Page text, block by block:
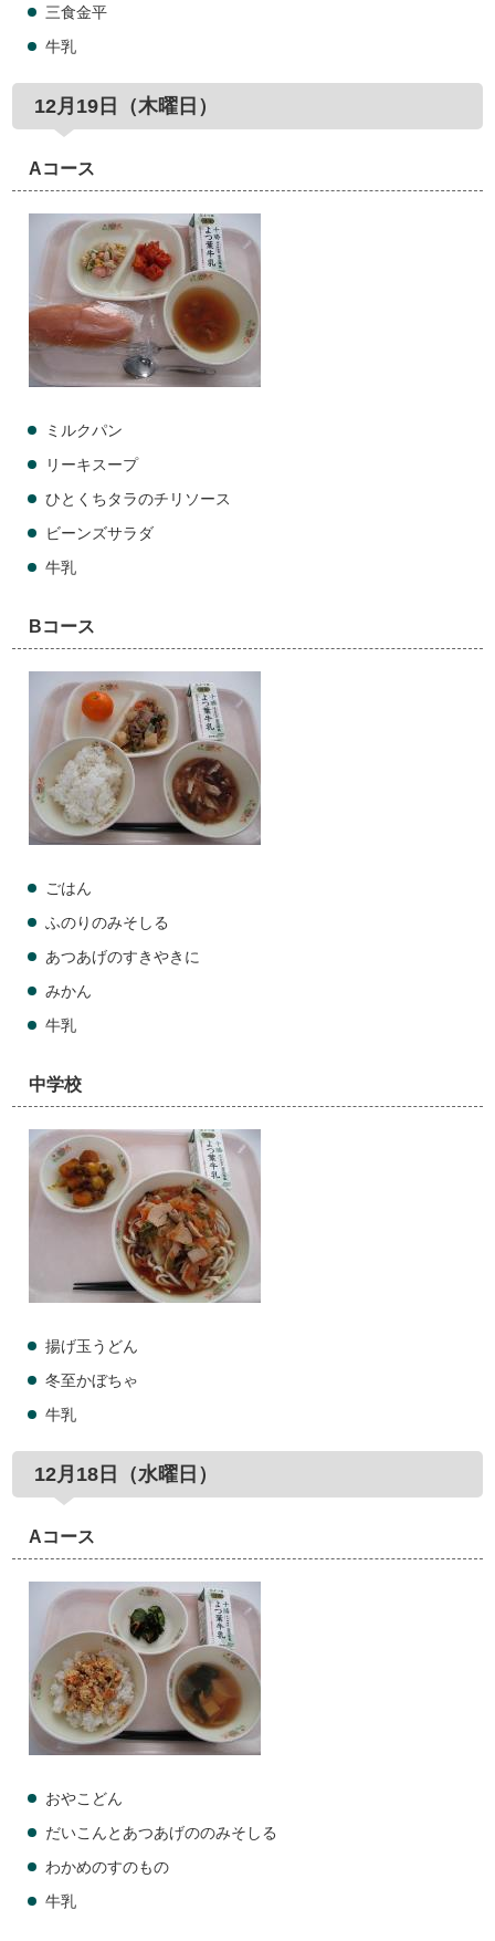
三食金平
牛乳
12月19日（木曜日）
Aコース
ミルクパン
リーキスープ
ひとくちタラのチリソース
ビーンズサラダ
牛乳
Bコース
ごはん
ふのりのみそしる
あつあげのすきやきに
みかん
牛乳
中学校
揚げ玉うどん
冬至かぼちゃ
牛乳
12月18日（水曜日）
Aコース
おやこどん
だいこんとあつあげののみそしる
わかめのすのもの
牛乳